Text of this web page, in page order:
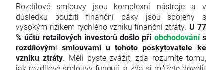
Rozdílové smlouvy jsou komplexní nástroje a v
důsledku použití finanční páky jsou spojeny s
vysokým rizikem rychlého vzniku finanční ztráty. U 77
% účtů retailových investorů došlo při obchodovánís
rozdílovými smlouvami u tohoto poskytovatele ke
vzniku ztráty. Měli byste zvážit, zda rozumíte tomu,
jak rozdílové smlouvy fungují, a zda si můžete dovolit